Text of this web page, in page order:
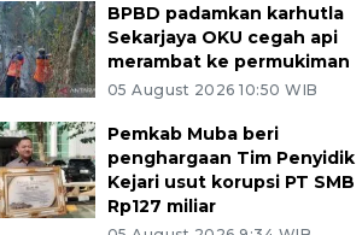
BPBD padamkan karhutla
Sekarjaya OKU cegah api
merambat ke permukiman
05 August 2026 10:50 WIB
Pemkab Muba beri
penghargaan Tim Penyidik
Kejari usut korupsi PT SMB
Rp127 miliar